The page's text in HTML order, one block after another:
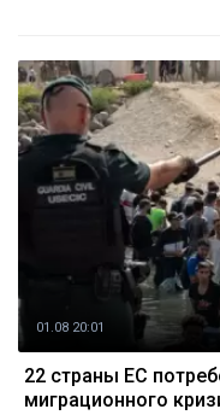
01.08 20:01
22 страны ЕС
миграционного